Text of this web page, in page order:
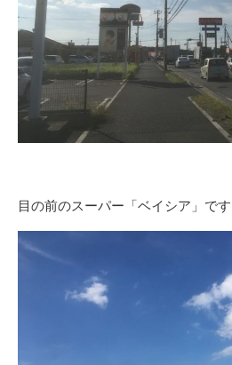
目の前のスーパー「ベイシア」です